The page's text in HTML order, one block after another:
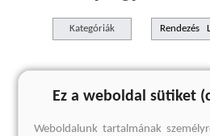
Kategóriák Rendezés
A keresett
Ez a weboldal sütiket
Weboldalunk tartalmának